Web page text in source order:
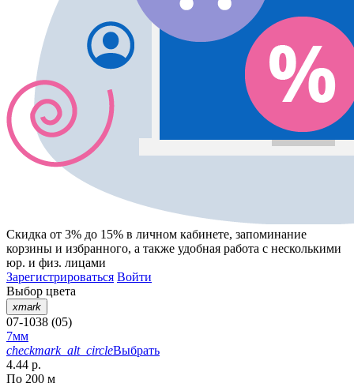
Скидка от 3% до 15% в личном кабинете, запоминание
корзины и избранного, а также удобная работа с несколькими
юр. и физ. лицами
Зарегистрироваться Войти
Выбор цвета
xmark
07-1038 (05)
7мм
checkmark_alt_circleВыбрать
4.44 р.
По 200 м